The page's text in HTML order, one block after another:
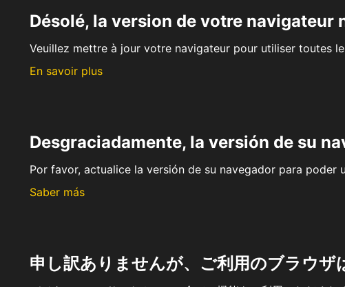
Désolé, la version de votre navigateur
Veuillez mettre à jour votre navigateur pour utiliser toutes
En savoir plus
Desgraciadamente, la versión de su
Por favor, actualice la versión de su navegador para
Saber más
申し訳ありませんが、ご利用のブラウザ